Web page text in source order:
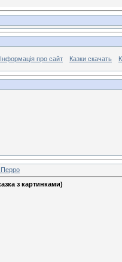
Інформація про сайт Казки скачать
з картинками)